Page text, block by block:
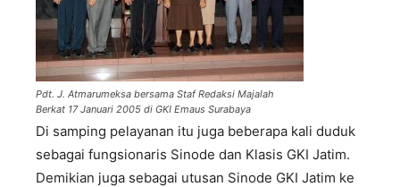
Pdt. J. Atmarumeksa bersama Staf Redaksi Majalah
Berkat 17 Januari 2005 di GKI Emaus Surabaya
Di samping pelayanan itu juga beberapa kali duduk
sebagai fungsionaris Sinode dan Klasis GKI Jatim.
Demikian juga sebagai utusan Sinode GKI Jatim ke